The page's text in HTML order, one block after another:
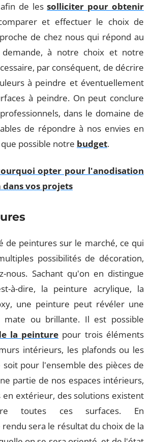
afin de lessolliciter pour obtenir
et effectuer le choix de
de chez nous qui répond au
à notre choix et notre
par conséquent, de décrire
à peindre et éventuellement
à peindre. On peut conclure
dans le domaine de
de répondre à nos envies en
possible notre budget.
opter pour l'anodisation
vos projets
de peintures sur le marché, ce qui
possibilités de décoration,
nous. Sachant qu'on en distingue
à-dire, la peinture acrylique, la
une peinture peut révéler une
mate ou brillante. Il est possible
la peinture pour trois éléments
intérieurs, les plafonds ou les
soit pour l'ensemble des pièces de
partie de nos espaces intérieurs,
en extérieur, des solutions existent
toutes ces surfaces. En
rendu sera le résultat du choix de la